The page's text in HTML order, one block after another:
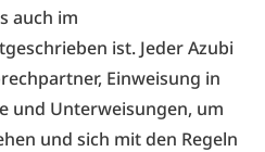
auch im
ist. Jeder Azubi
Einweisung in
und Unterweisungen, um
und sich mit den Regeln